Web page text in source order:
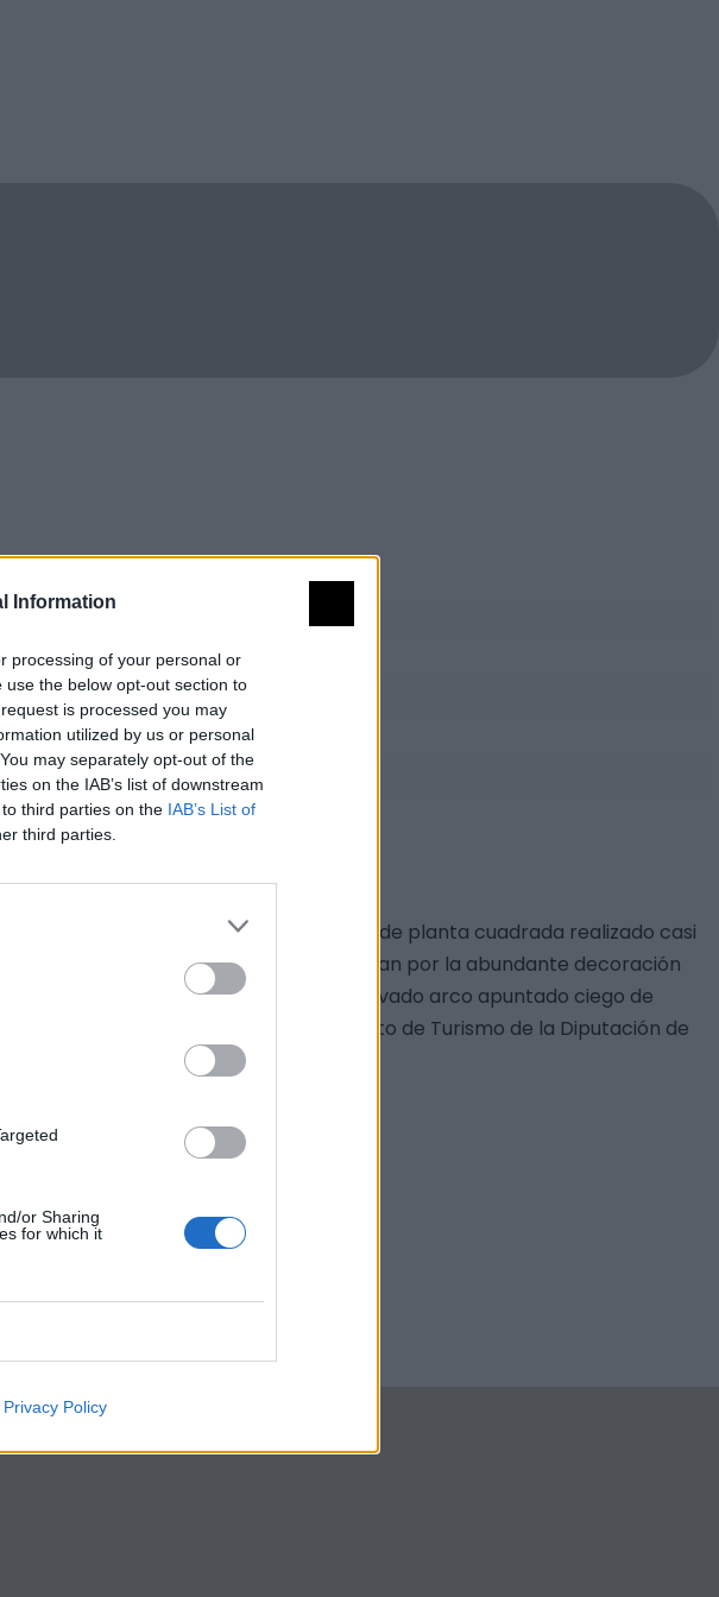
Information
processing of your personal or
the below opt-out section to
is processed you may
utilized by us or personal
may separately opt-out of the
on the IAB’s list of downstream
third parties on the IAB’s List of
third parties.
or Sharing
for which it
Privacy Policy
Se trata de un pequeño templete de planta cuadrada realizado casi
frentes son idénticos y se caracterizan por la abundante decoración
sobre el que se ha dispuesto un elevado arco apuntado ciego de
Ministerio de Cultura. Patronato de Turismo de la Diputación de